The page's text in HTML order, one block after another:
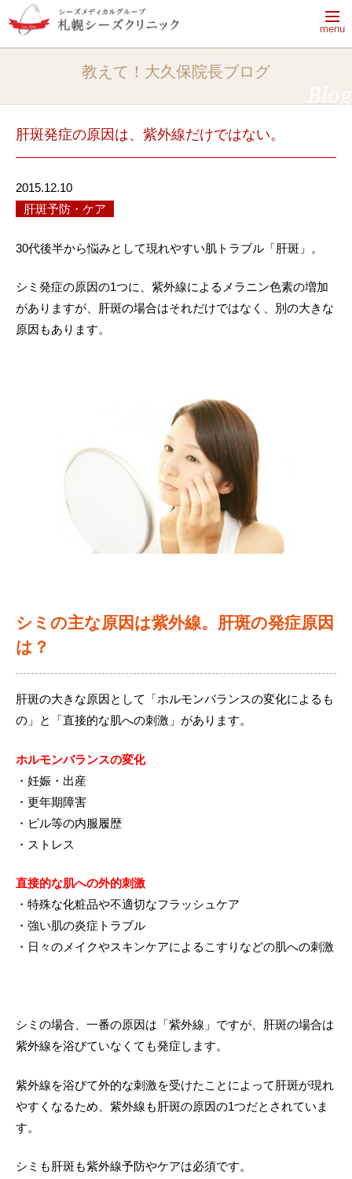
menu
【休診日】月曜日・火曜日・祝日
【電話受付時間】9:50～13:20、14:30～18:00
完全予約制
はじめてご来院される方へ一覧
あなたのためにできること
肌の「乾燥」がすべての悩みの元
シーズ式治療とは
ドクターシーラボのクリニック
治療メニュー・料金
治療メニュー・料金一覧
プログラム治療
肌再生プログラム
ファーストシミ取り
ニキビ痕
メディカルコスメ
治療機器
院長ブログ
院長ブログ一覧
たるみ予防・治療・ケア知識
そばかす予防・治療・ケア知識
毛穴予防・治療・ケア知識
美肌治療・ケア知識
ニキビ痕治療・ケア知識
クリニック紹介
LINE友だち会員
グループ一覧
採用情報
教えて！大久保院長ブログ
肝斑発症の原因は、紫外線だけではない。
2015.12.10
肝斑予防・ケア
30代後半から悩みとして現れやすい肌トラブル「肝斑」。
シミ発症の原因の1つに、紫外線によるメラニン色素の増加
がありますが、肝斑の場合はそれだけではなく、別の大きな
原因もあります。
シミの主な原因は紫外線。肝斑の発症原因
は？
肝斑の大きな原因として「ホルモンバランスの変化によるも
の」と「直接的な肌への刺激」があります。
ホルモンバランスの変化
・妊娠・出産
・更年期障害
・ピル等の内服履歴
・ストレス
直接的な肌への外的刺激
・特殊な化粧品や不適切なフラッシュケア
・強い肌の炎症トラブル
・日々のメイクやスキンケアによるこすりなどの肌への刺激
シミの場合、一番の原因は「紫外線」ですが、肝斑の場合は
紫外線を浴びていなくても発症します。
紫外線を浴びて外的な刺激を受けたことによって肝斑が現れ
やすくなるため、紫外線も肝斑の原因の1つだとされていま
す。
シミも肝斑も紫外線予防やケアは必須です。